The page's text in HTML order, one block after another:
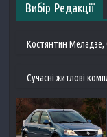
Вибір Редакції
Костянтин Меладзе,
Сучасні житлові